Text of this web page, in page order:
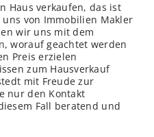
Haus verkaufen, das ist
uns von Immobilien Makler
wir uns mit dem
, worauf geachtet werden
Preis erzielen
zum Hausverkauf
mit Freude zur
nur den Kontakt
Fall beratend und